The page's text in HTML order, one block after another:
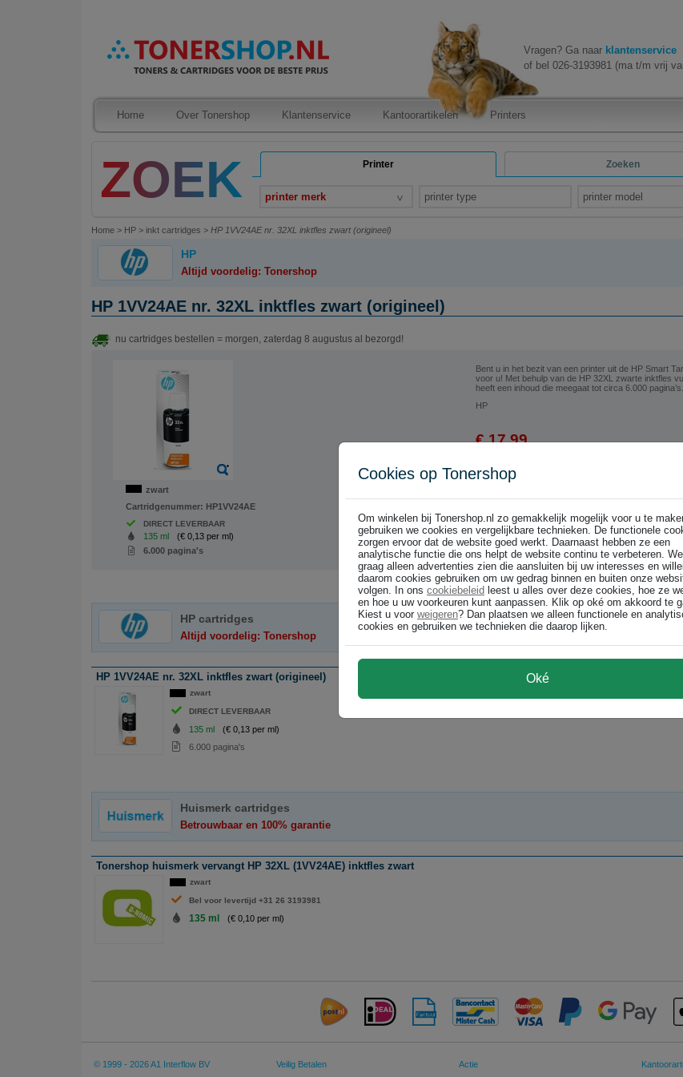
Vragen? Ga naar klantenservice
of bel 026-3193981 (ma t/m vrij
Home Over Tonershop Klantenservice Kantoorartikelen Printers
Printer Zoeken
printer merk printer type printer model
Home > HP > inkt cartridges > HP 1VV24AE nr. 32XL inktfles zwart (origineel)
HP
Altijd voordelig: Tonershop
HP 1VV24AE nr. 32XL inktfles zwart (origineel)
nu cartridges bestellen = morgen, zaterdag 8 augustus al bezorgd!
zwart
Cartridgenummer: HP1VV24AE
DIRECT LEVERBAAR
135 ml
(€ 0,13 per ml)
6.000 pagina's
Bent u in het bezit van een printer uit de HP Smart
voor u! Met behulp van de HP 32XL zwarte inktfles
heeft een inhoud die meegaat tot circa 6.000 pagina’s.
HP
€ 17,99
€ 14,87 excl p/st
HP cartridges
Altijd voordelig: Tonershop
HP 1VV24AE nr. 32XL inktfles zwart (origineel)
zwart
DIRECT LEVERBAAR
135 ml
(€ 0,13 per ml)
6.000 pagina's
Huismerk cartridges
Betrouwbaar en 100% garantie
Tonershop huismerk vervangt HP 32XL (1VV24AE) inktfles zwart
zwart
Bel voor levertijd +31 26 3193981
135 ml (€ 0,10 per ml)
© 1999 - 2026 A1 Interflow BV Veilig Betalen Actie
Cookies op Tonershop
Om winkelen bij Tonershop.nl zo gemakkelijk mogelijk voor u te
gebruiken we cookies en vergelijkbare technieken. De functionele
zorgen ervoor dat de website goed werkt. Daarnaast hebben ze een
analytische functie die ons helpt de website continu te verbeteren.
graag alleen advertenties zien die aansluiten bij uw interesses en
daarom cookies gebruiken om uw gedrag binnen en buiten onze
volgen. In ons cookiebeleid leest u alles over deze cookies, hoe ze
en hoe u uw voorkeuren kunt aanpassen. Klik op oké om akkoord te
Kiest u voor weigeren? Dan plaatsen we alleen functionele en
cookies en gebruiken we technieken die daarop lijken.
Oké